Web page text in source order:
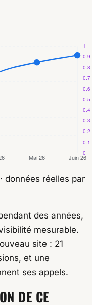
données réelles par
des années,
mesurable.
site : 21
et une
ses appels.
DE CE